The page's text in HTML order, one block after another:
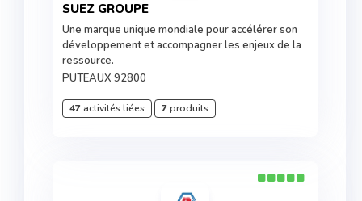
SUEZ GROUPE
Une marque unique mondiale pour accélérer son
développement et accompagner les enjeux de la
ressource.
PUTEAUX 92800
47activités liées 7produits